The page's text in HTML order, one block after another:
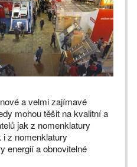
a velmi zajímavé
mohou těšit na kvalitní a
jak z nomenklatury
z nomenklatury
energií a obnovitelné